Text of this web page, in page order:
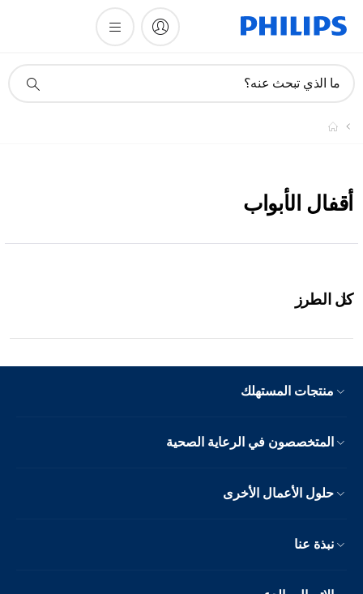
دعم
ما الذي تبحث عنه؟
أقفال الأبواب
كل الطرز
منتجات المستهلك
المتخصصون في الرعاية الصحية
حلول الأعمال الأخرى
نبذة عنا